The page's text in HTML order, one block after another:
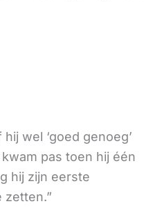
wel ‘goed genoeg’
pas toen hij één
hij zijn eerste
zetten.”